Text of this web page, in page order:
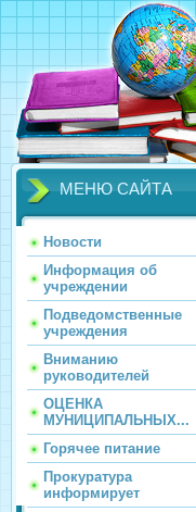
МЕНЮ САЙТА
Новости
Информация об
учреждении
Подведомственные
учреждения
Вниманию
руководителей
ОЦЕНКА
МУНИЦИПАЛЬНЫХ...
Горячее питание
Прокуратура
информирует